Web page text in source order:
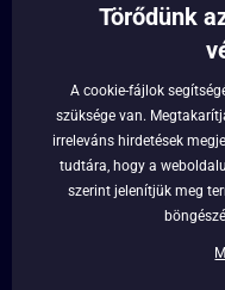
KAPCSOLAT
info@legyferfi.hu
FONTOS INFORMÁCIÓK
RÓLUNK
Törődünk
A cookie-fájlok
szüksége van.
irreleváns hirdetések
tudtára, hogy a
szerint jelenítjük meg